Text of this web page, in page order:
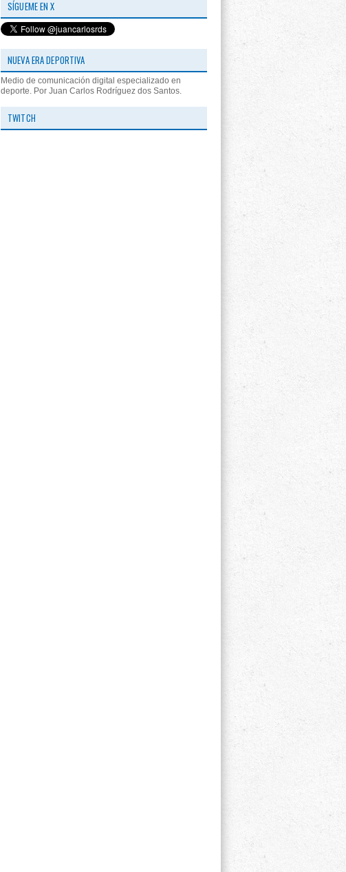
SÍGUEME EN X
NUEVA ERA DEPORTIVA
Medio de comunicación digital especializado en
deporte. Por Juan Carlos Rodríguez dos Santos.
TWITCH